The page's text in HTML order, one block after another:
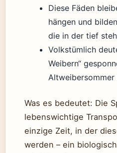
Diese Fäden
hängen und
die in der tief
Volkstümlich
Weibern“
Was es bedeutet: Die
lebenswichtige
einzige Zeit, in der
werden – ein